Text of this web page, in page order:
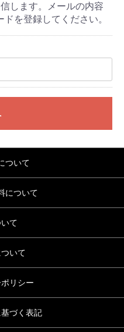
します。メールの内容
を登録してください。
ついて
について
て
いて
リシー
づく表記